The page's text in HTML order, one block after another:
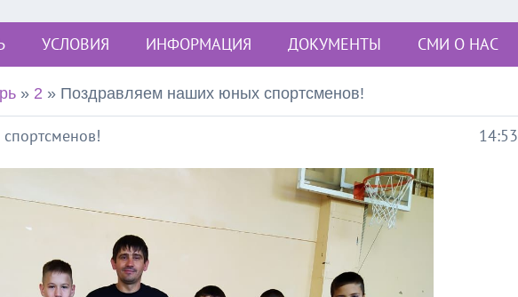
УСЛОВИЯ ИНФОРМАЦИЯ ДОКУМЕНТЫ СМИ О НАС
» 2 » Поздравляем наших юных спортсменов!
14:53